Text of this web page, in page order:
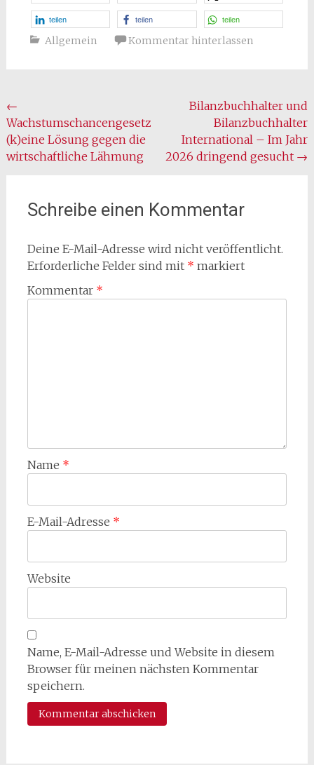
teilen teilen teilen
Allgemein Kommentar hinterlassen
Beitragsnavigation
←
Wachstumschancengesetz
(k)eine Lösung gegen die
wirtschaftliche Lähmung
Bilanzbuchhalter und
Bilanzbuchhalter
International – Im Jahr
2026 dringend gesucht →
Schreibe einen Kommentar
Deine E-Mail-Adresse wird nicht veröffentlicht.
Erforderliche Felder sind mit * markiert
Kommentar *
Name *
E-Mail-Adresse *
Website
Name, E-Mail-Adresse und Website in diesem
Browser für meinen nächsten Kommentar
speichern.